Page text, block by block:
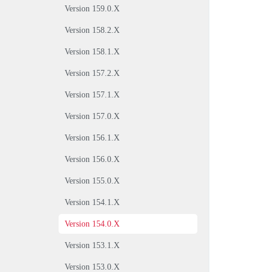
Version 159.0.X
Version 158.2.X
Version 158.1.X
Version 157.2.X
Version 157.1.X
Version 157.0.X
Version 156.1.X
Version 156.0.X
Version 155.0.X
Version 154.1.X
Version 154.0.X
Version 153.1.X
Version 153.0.X